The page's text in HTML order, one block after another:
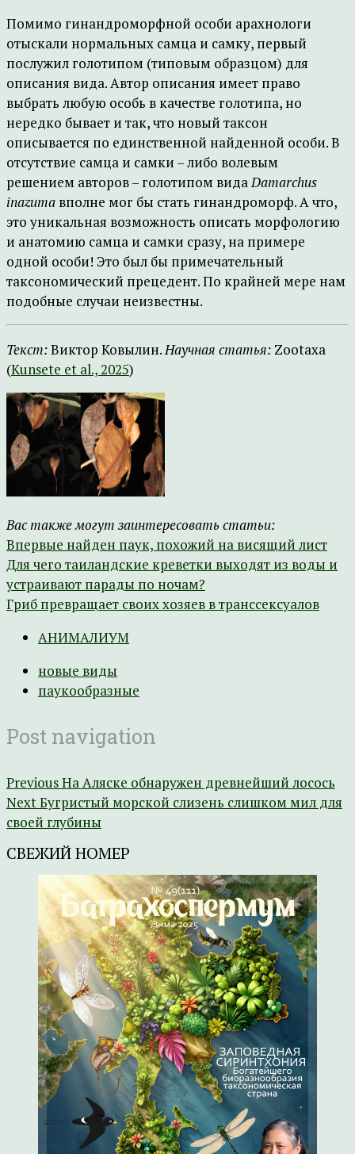
Помимо гинандроморфной особи арахнологи
отыскали нормальных самца и самку, первый
послужил голотипом (типовым образцом) для
описания вида. Автор описания имеет право
выбрать любую особь в качестве голотипа, но
нередко бывает и так, что новый таксон
описывается по единственной найденной особи. В
отсутствие самца и самки – либо волевым
решением авторов – голотипом видаDamarchus
inazuma вполне мог бы стать гинандроморф. А что,
это уникальная возможность описать морфологию
и анатомию самца и самки сразу, на примере
одной особи! Это был бы примечательный
таксономический прецедент. По крайней мере нам
подобные случаи неизвестны.
Текст:Виктор Ковылин.Научная статья: Zootaxa
(Kunsete et al., 2025)
Вас также могут заинтересовать статьи:
Впервые найден паук, похожий на висящий лист
Для чего таиландские креветки выходят из воды и
устраивают парады по ночам?
Гриб превращает своих хозяев в транссексуалов
АНИМАЛИУМ
новые виды
паукообразные
Post navigation
PreviousНа Аляске обнаружен древнейший лосось
NextБугристый морской слизень слишком мил для
своей глубины
СВЕЖИЙ НОМЕР